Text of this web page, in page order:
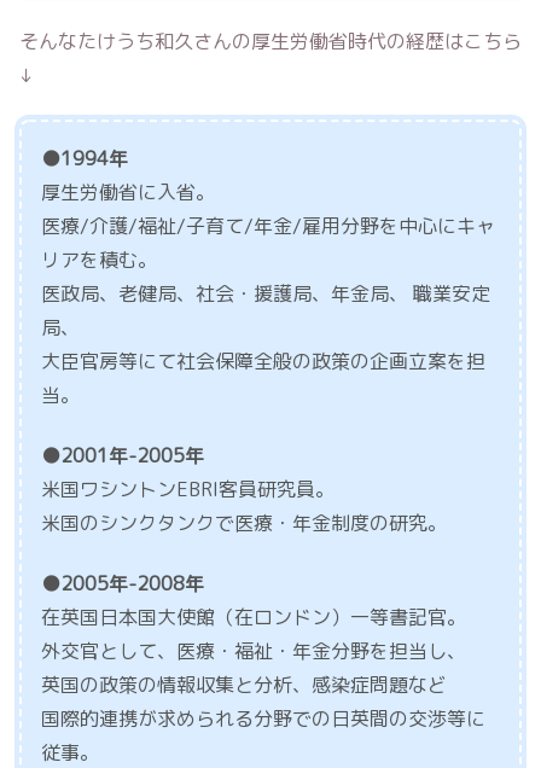
そんなたけうち和久さんの厚生労働省時代の経歴はこちら
↓
●1994年
厚生労働省に入省。
医療/介護/福祉/子育て/年金/雇用分野を中心にキャ
リアを積む。
医政局、老健局、社会・援護局、年金局、 職業安定
局、
大臣官房等にて社会保障全般の政策の企画立案を担
当。
●2001年-2005年
米国ワシントンEBRI客員研究員。
米国のシンクタンクで医療・年金制度の研究。
●2005年-2008年
在英国日本国大使館（在ロンドン）一等書記官。
外交官として、医療・福祉・年金分野を担当し、
英国の政策の情報収集と分析、感染症問題など
国際的連携が求められる分野での日英間の交渉等に
従事。